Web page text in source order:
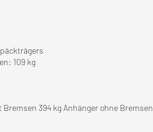
109 kg
Bremsen 394 kg Anhänger ohne Bremsen